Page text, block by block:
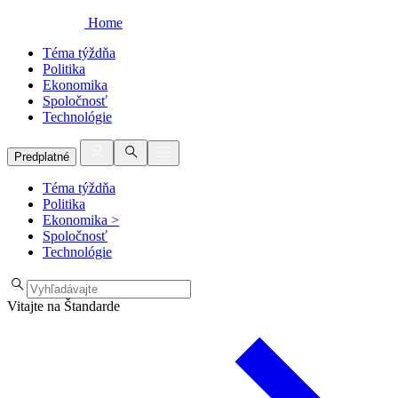
Home
Téma týždňa
Politika
Ekonomika
Spoločnosť
Technológie
Predplatné
Téma týždňa
Politika
Ekonomika >
Spoločnosť
Technológie
Vitajte na Štandarde